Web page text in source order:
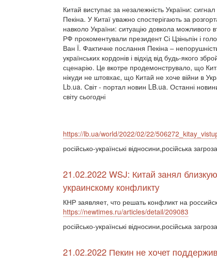
Китай виступає за незалежність України: сигнал
Пекіна. У Китаї уважно спостерігають за
навколо України: ситуацію довкола можливого
РФ прокоментували президент Сі Цзіньпін і
Ван Ї. Фактичне послання Пекіна –
українських кордонів і відхід від будь-якого
сценарію. Це вкотре продемонструвало, що
нікуди не штовхає, що Китай не хоче війни в
Lb.ua. Світ - портал новин LB.ua. Останні
світу сьогодні
https://lb.ua/world/2022/02/22/
російсько-українські відносини,російська
21.02.2022 WSJ: Китай занял
украинскому конфликту
КНР заявляет, что решать конфликт на
https://newtimes.ru/articles/detail/209083
російсько-українські відносини,російська
21.02.2022 Пекин не хочет